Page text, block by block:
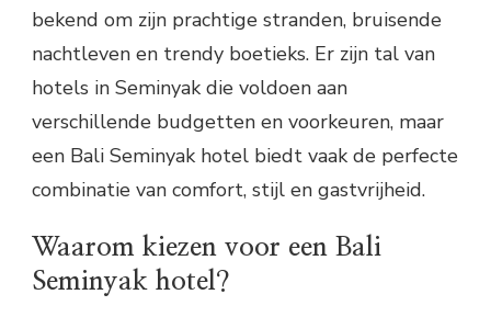
bekend om zijn prachtige stranden, bruisende
nachtleven en trendy boetieks. Er zijn tal van
hotels in Seminyak die voldoen aan
verschillende budgetten en voorkeuren, maar
een Bali Seminyak hotel biedt vaak de perfecte
combinatie van comfort, stijl en gastvrijheid.
Waarom kiezen voor een Bali
Seminyak hotel?